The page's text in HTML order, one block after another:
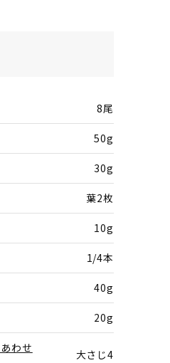
8尾
50g
30g
葉2枚
10g
1/4本
40g
20g
わせ
大さじ4